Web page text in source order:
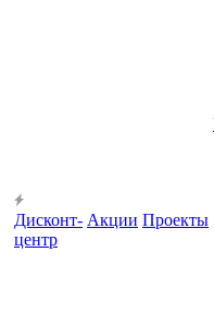
Дисконт-
центр
Акции Проекты